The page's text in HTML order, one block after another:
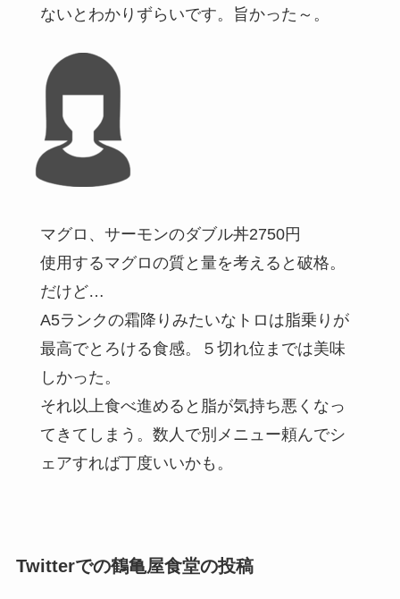
ないとわかりずらいです。旨かった～。
マグロ、サーモンのダブル丼2750円
使用するマグロの質と量を考えると破格。
だけど…
A5ランクの霜降りみたいなトロは脂乗りが
最高でとろける食感。５切れ位までは美味
しかった。
それ以上食べ進めると脂が気持ち悪くなっ
てきてしまう。数人で別メニュー頼んでシ
ェアすれば丁度いいかも。
Twitterでの鶴亀屋食堂の投稿